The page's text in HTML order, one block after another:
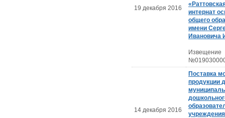
19 декабря 2016
интернат
общего
имени
Ивановича
Извещение
14 декабря 2016
Поставка
продукции